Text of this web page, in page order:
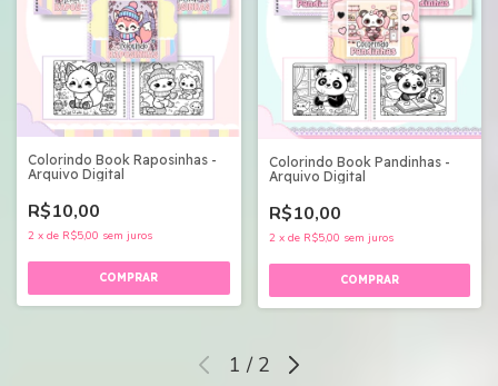
Colorindo Book Raposinhas -
Arquivo Digital
R$10,00
2 x de R$5,00 sem juros
Colorindo Book Pandinhas -
Arquivo Digital
R$10,00
2 x de R$5,00 sem juros
1 / 2